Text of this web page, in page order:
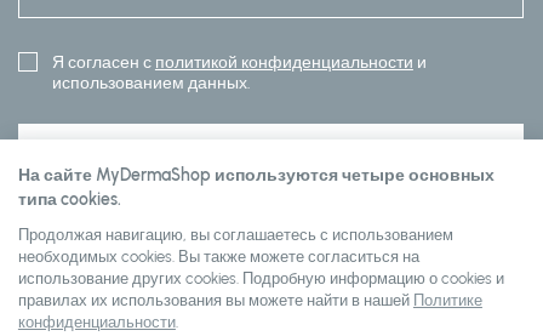
Customer service
Я согласен с политикой конфиденциальности и
использованием данных.
На сайте MyDermaShop используются четыре основных
типа cookies.
Продолжая навигацию, вы соглашаетесь с использованием
необходимых cookies. Вы также можете согласиться на
использование других cookies. Подробную информацию о cookies и
правилах их использования вы можете найти в нашей Политике
конфиденциальности.